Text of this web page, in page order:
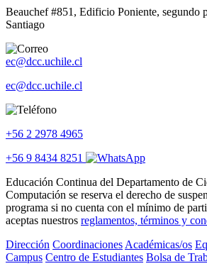
Beauchef #851, Edificio Poniente, segundo
Santiago
ec@dcc.uchile.cl
ec@dcc.uchile.cl
+56 2 2978 4965
+56 9 8434 8251
Educación Continua del Departamento de
Computación se reserva el derecho de
programa si no cuenta con el mínimo de
aceptas nuestros reglamentos, términos y
Dirección Coordinaciones Académicas/os
Campus Centro de Estudiantes Bolsa de